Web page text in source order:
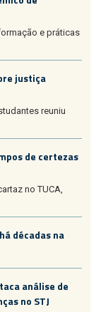
e práticas
justiça
reuniu
de certezas
no TUCA,
décadas na
análise de
no STJ